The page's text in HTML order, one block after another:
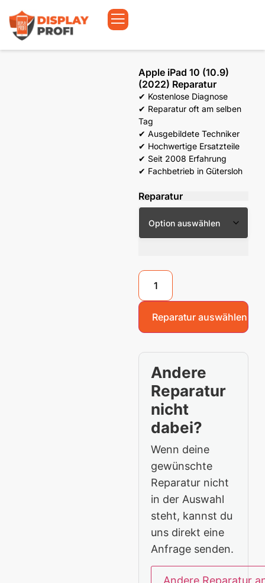
Apple iPad 10 (10.9)
(2022) Reparatur
✔ Kostenlose Diagnose
✔ Reparatur oft am selben
Tag
✔ Ausgebildete Techniker
✔ Hochwertige Ersatzteile
✔ Seit 2008 Erfahrung
✔ Fachbetrieb in Gütersloh
Reparatur
Reparatur auswählen
Andere
Reparatur
nicht
dabei?
Wenn deine
gewünschte
Reparatur nicht
in der Auswahl
steht, kannst du
uns direkt eine
Anfrage senden.